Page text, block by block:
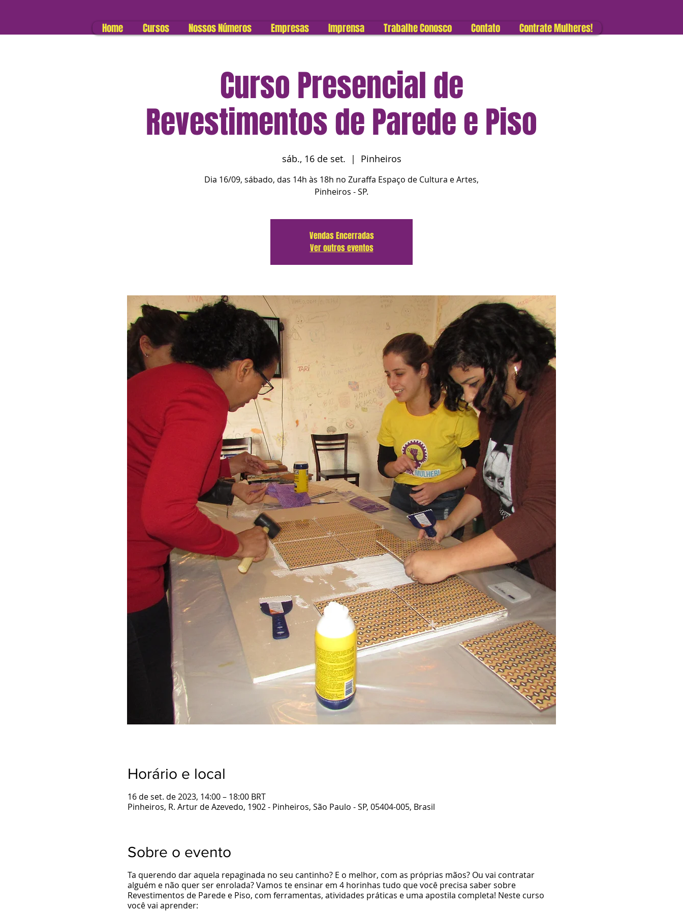
Home Cursos Nossos Números Empresas Imprensa Trabalhe Conosco Contato Contrate Mulheres!
Curso Presencial de
Revestimentos de Parede e Piso
sáb., 16 de set.
  |
Pinheiros
Dia 16/09, sábado, das 14h às 18h no Zuraffa Espaço de Cultura e Artes,
Pinheiros - SP.
Vendas Encerradas
Ver outros eventos
Horário e local
16 de set. de 2023, 14:00 – 18:00 BRT
Pinheiros, R. Artur de Azevedo, 1902 - Pinheiros, São Paulo - SP, 05404-005, Brasil
Sobre o evento
Ta querendo dar aquela repaginada no seu cantinho? E o melhor, com as próprias mãos? Ou vai contratar
alguém e não quer ser enrolada? Vamos te ensinar em 4 horinhas tudo que você precisa saber sobre
Revestimentos de Parede e Piso, com ferramentas, atividades práticas e uma apostila completa! Neste curso
você vai aprender: